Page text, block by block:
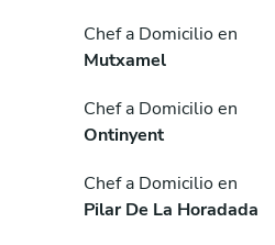
Chef a Domicilio en
Mutxamel
Chef a Domicilio en
Ontinyent
Chef a Domicilio en
Pilar De La Horadada